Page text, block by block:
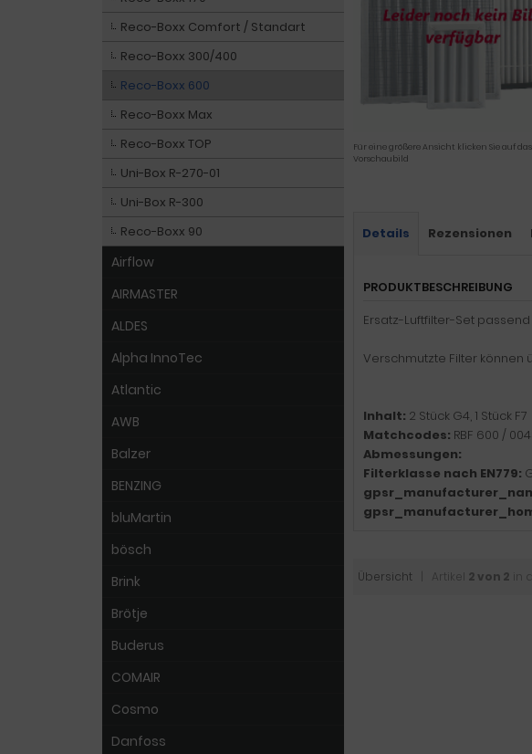
Für eine größere Ansicht klicken Sie auf das
Vorschaubild
Details Rezensionen
PRODUKTBESCHREIBUNG
Ersatz-Luftfilter-Set
Verschmutzte Filter können
Inhalt: 2 Stück G4, 1 Stück F7
Matchcodes: RBF 600 /
Abmessungen:
Filterklasse nach EN779:
Übersicht | Artikel 2 von 2 in
Reco-Boxx Comfort / Standart
Reco-Boxx 300/400
Reco-Boxx 600
Reco-Boxx Max
Reco-Boxx TOP
Uni-Box R-270-01
Uni-Box R-300
Reco-Boxx 90
Airflow
AIRMASTER
ALDES
Alpha InnoTec
Atlantic
AWB
Balzer
BENZING
bluMartin
bösch
Brink
Brötje
Buderus
COMAIR
Cosmo
Danfoss